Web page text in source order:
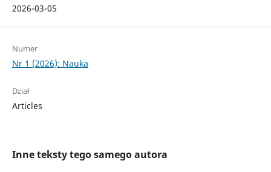
2026-03-05
Numer
Nr 1 (2026): Nauka
Dział
Articles
Inne teksty tego samego autora